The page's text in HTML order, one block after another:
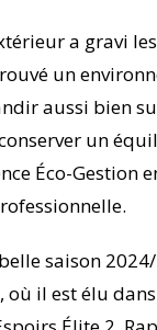
a gravi
un
aussi bien
un
Éco-Gestion
saison
où il est élu